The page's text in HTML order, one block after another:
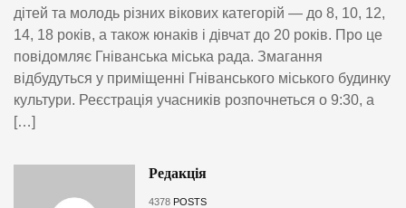
дітей та молодь різних вікових категорій — до 8, 10, 12,
14, 18 років, а також юнаків і дівчат до 20 років. Про це
повідомляє Гніванська міська рада. Змагання
відбудуться у приміщенні Гніванського міського будинку
культури. Реєстрація учасників розпочнеться о 9:30, а
[…]
Редакція
4378 POSTS